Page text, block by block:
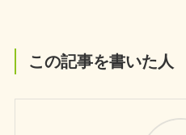
この記事を書いた人